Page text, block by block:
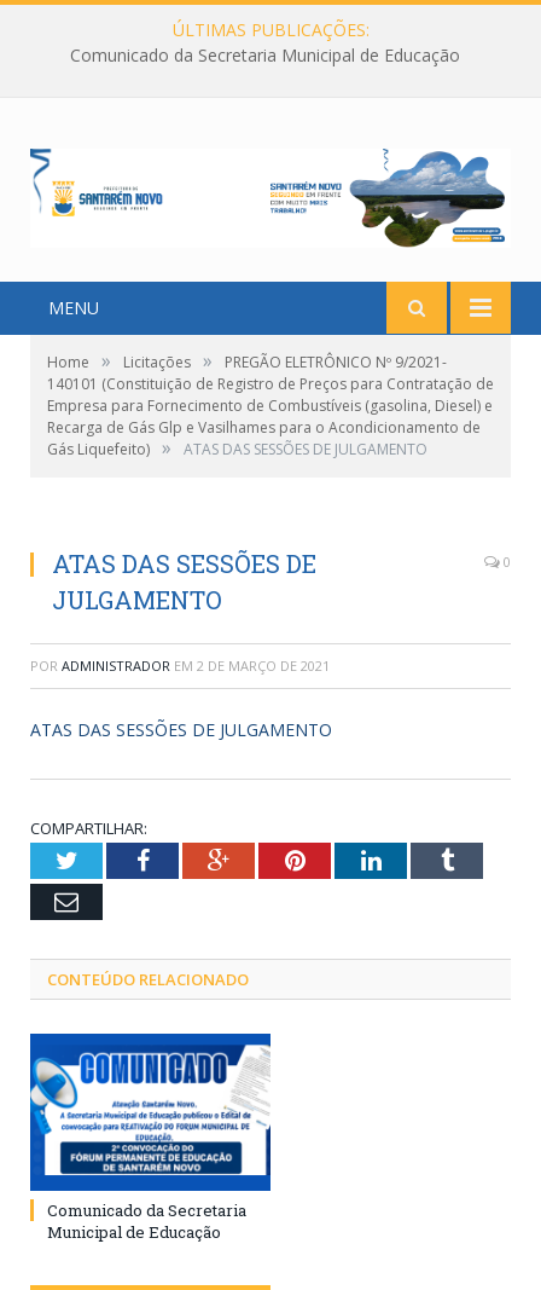
ÚLTIMAS PUBLICAÇÕES:
Comunicado da Secretaria Municipal de Educação
MENU
Home » Licitações »
PREGÃO ELETRÔNICO Nº 9/2021-
140101 (Constituição de Registro de Preços para Contratação de
Empresa para Fornecimento de Combustíveis (gasolina, Diesel) e
Recarga de Gás Glp e Vasilhames para o Acondicionamento de
Gás Liquefeito) » ATAS DAS SESSÕES DE JULGAMENTO
ATAS DAS SESSÕES DE
JULGAMENTO
0
POR ADMINISTRADOR EM 2 DE MARÇO DE 2021
ATAS DAS SESSÕES DE JULGAMENTO
COMPARTILHAR:
TwitterFacebookGoogle+PinterestLinkedInTumblr
Email
CONTEÚDO RELACIONADO
Comunicado da Secretaria
Municipal de Educação